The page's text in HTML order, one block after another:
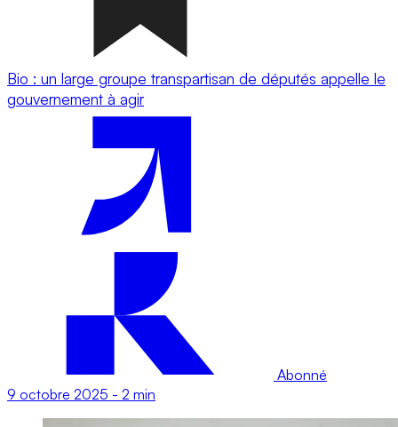
Bio : un large groupe transpartisan de députés appelle le
gouvernement à agir
Abonné
9 octobre 2025 - 2 min